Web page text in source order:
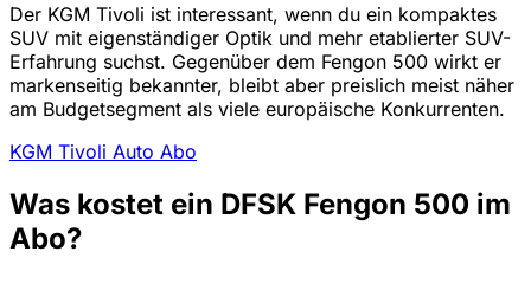
Der KGM Tivoli ist interessant, wenn du ein kompaktes
SUV mit eigenständiger Optik und mehr etablierter SUV-
Erfahrung suchst. Gegenüber dem Fengon 500 wirkt er
markenseitig bekannter, bleibt aber preislich meist näher
am Budgetsegment als viele europäische Konkurrenten.
KGM Tivoli Auto Abo
Was kostet ein DFSK Fengon 500 im
Abo?